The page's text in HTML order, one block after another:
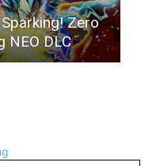
Zero
NEO DLC